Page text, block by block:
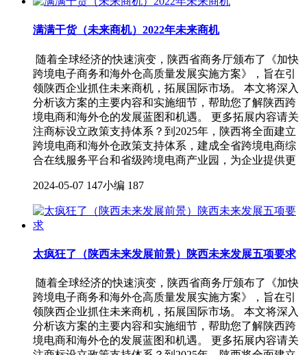
满满干货（未来商机）2022年未来商机
随着全球经济的快速演变，陕西省商务厅颁布了《加快
跨境电子商务和海外仓高质量发展实施方案》，旨在引
领陕西企业抓住未来商机，拓展国际市场。 本文将深入
分析该方案的主要内容和实施细节，帮助您了解陕西跨
境电商和海外仓的发展蓝图和机遇。 更多拓展内容请关
注商标设立政策支持体系？到2025年，陕西将全面建立
跨境电商和海外仓政策支持体系，建成全省跨境电商综
合在线服务平台和省级跨境电商产业园，为企业提供更
2024-05-07 147小编 187
太疯狂了（陕西未来发展前景）陕西未来发展五项要求
随着全球经济的快速演变，陕西省商务厅颁布了《加快
跨境电子商务和海外仓高质量发展实施方案》，旨在引
领陕西企业抓住未来商机，拓展国际市场。 本文将深入
分析该方案的主要内容和实施细节，帮助您了解陕西跨
境电商和海外仓的发展蓝图和机遇。 更多拓展内容请关